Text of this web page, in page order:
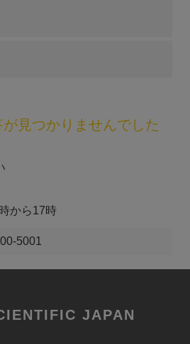
見つかりませんでした
から17時
5001
JAPAN